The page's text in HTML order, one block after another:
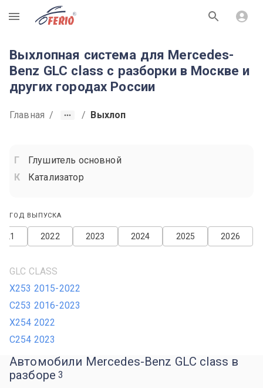
R
Выхлопная система для Mercedes-
Benz GLC class с разборки в Москве и
других городах России
Главная / / Выхлоп
Глушитель основной
Катализатор
ГОД ВЫПУСКА
2026
2025
2024
2023
2022
GLC CLASS
X253 2015-2022
C253 2016-2023
X254 2022
C254 2023
Автомобили Mercedes-Benz GLC class в
разборе 3